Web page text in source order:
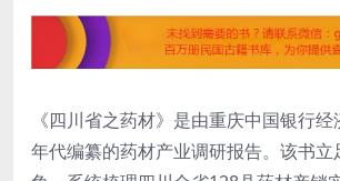
《四川省之药材》是由重庆中国银行
年代编纂的药材产业调研报告。该书立